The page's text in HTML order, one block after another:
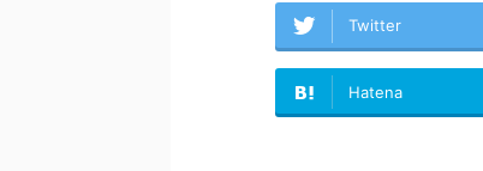
Twitter
Hatena